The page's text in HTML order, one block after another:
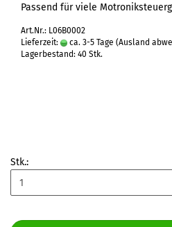
Passend für viele
Art.Nr.: L06B0002
Lieferzeit:
ca. 3-5 Tage (Ausland
Lagerbestand: 40 Stk.
Stk.: